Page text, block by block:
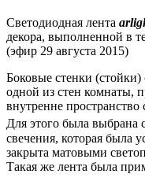
Светодиодная лента
декора, выполненной в
(эфир 29 августа 2015)
Боковые стенки
одной из стен комнаты,
внутренне
Для этого была выбрана
свечения, которая была
закрыта матовыми
Такая же лента была